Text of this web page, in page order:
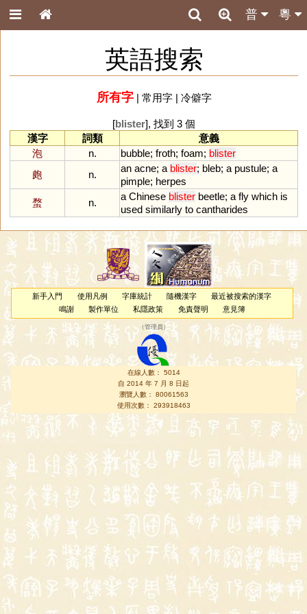
粵
普
英語搜索
所有字| 常用字| 冷僻字
[blister], 找到 3 個
漢字
詞類
意義
泡
n. bubble; froth; foam; blister
皰
n.
an acne; a blister; bleb; a pustule; a
pimple; herpes
蝥
n.
a Chinese blister beetle; a fly which is
used similarly to cantharides
新手入門 使用凡例 字庫統計 隨機漢字
最近被搜索的漢字
鳴謝
製作單位 私隱政策 免責聲明 意見簿
（管理員 ）
在線人數： 5014
自 2014 年 7 月 8 日起
瀏覽人數： 80061563
使用次數： 293918463